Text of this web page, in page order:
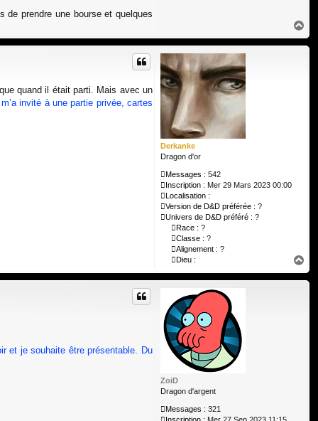
de prendre une bourse et quelques
a
u
Derkanke
Dragon d'or
Messages : 542
Inscription : Mer 29 Mars 2023 00:00
Localisation :
Version de D&D préférée : ?
Univers de D&D préféré : ?
Race : ?
Classe : ?
Alignement : ?
Dieu :
quand il était parti. Mais avec un
invité à une partie privée, cartes
a
u
ZoiD
Dragon d'argent
Messages : 321
et je souhaite être présentable. Du